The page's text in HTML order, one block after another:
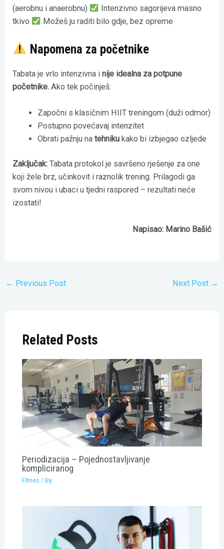
(aerobnu i anaerobnu)
Intenzivno sagorijeva masno
tkivo
Možeš ju raditi bilo gdje, bez opreme
Napomena za početnike
Tabata je vrlo intenzivna inije idealna za potpune
početnike. Ako tek počinješ:
Započni s klasičnim HIIT treningom (duži odmor)
Postupno povećavaj intenzitet
Obrati pažnju na tehnikukako bi izbjegao ozljede
Zaključak:Tabata protokol je savršeno rješenje za one
koji žele brz, učinkovit i raznolik trening. Prilagodi ga
svom nivou i ubaci u tjedni raspored – rezultati neće
izostati!
Napisao: Marino Bašić
← Previous Post Next Post →
Related Posts
Periodizacija – Pojednostavljivanje
kompliciranog
Fitnes / By